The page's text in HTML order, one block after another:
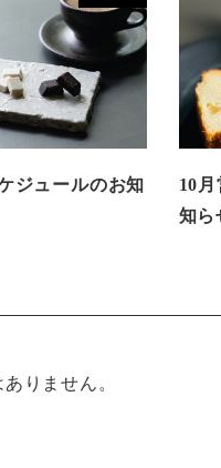
ジュールのお知
10
知ら
りません。